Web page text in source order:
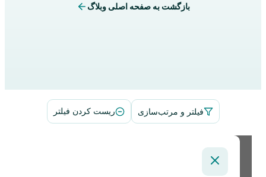
بازگشت به صفحه اصلی وبلاگ
فیلتر و مرتب‌سازی ریست کردن فیلتر